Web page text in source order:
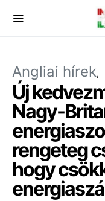
Angliai hírek
Új
Nagy-
rengeteg
hogy